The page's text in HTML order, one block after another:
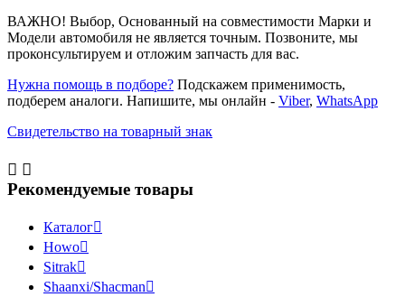
ВАЖНО! Выбор, Основанный на совместимости Марки и
Модели автомобиля не является точным. Позвоните, мы
проконсультируем и отложим запчасть для вас.
Нужна помощь в подборе? Подскажем применимость,
подберем аналоги. Напишите, мы онлайн - Viber, WhatsApp
Свидетельство на товарный знак
 
Рекомендуемые товары
Каталог
Howo
Sitrak
Shaanxi/Shacman